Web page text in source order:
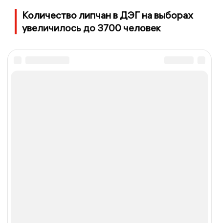
Количество липчан в ДЭГ на выборах
увеличилось до 3700 человек